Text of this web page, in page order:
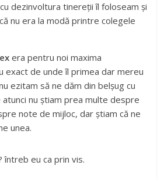
dezinvoltura tinereții îl foloseam și
nu era la modă printre colegele
era pentru noi maxima
exact de unde îl primea dar mereu
ezitam să ne dăm din belșug cu
nu știam prea multe despre
note de mijloc, dar știam că ne
unea.
întreb eu ca prin vis.